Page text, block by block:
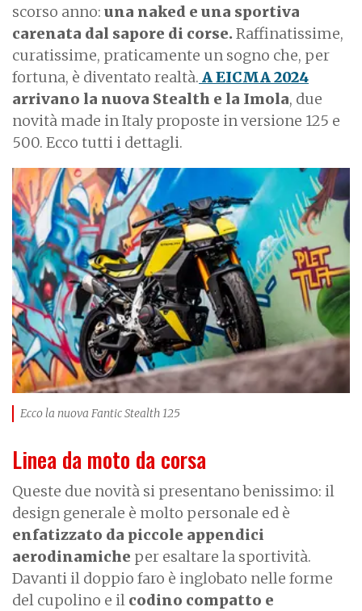
scorso anno: una naked e una sportiva
carenata dal sapore di corse. Raffinatissime,
curatissime, praticamente un sogno che, per
fortuna, è diventato realtà. A EICMA 2024
arrivano la nuova Stealth e la Imola, due
novità made in Italy proposte in versione 125 e
500. Ecco tutti i dettagli.
I
m
a
g
e
Ecco la nuova Fantic Stealth 125
Linea da moto da corsa
Queste due novità si presentano benissimo: il
design generale è molto personale ed è
enfatizzato da piccole appendici
aerodinamiche per esaltare la sportività.
Davanti il doppio faro è inglobato nelle forme
del cupolino e il codino compatto e